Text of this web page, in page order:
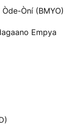
Òní (BMYO)
Empya